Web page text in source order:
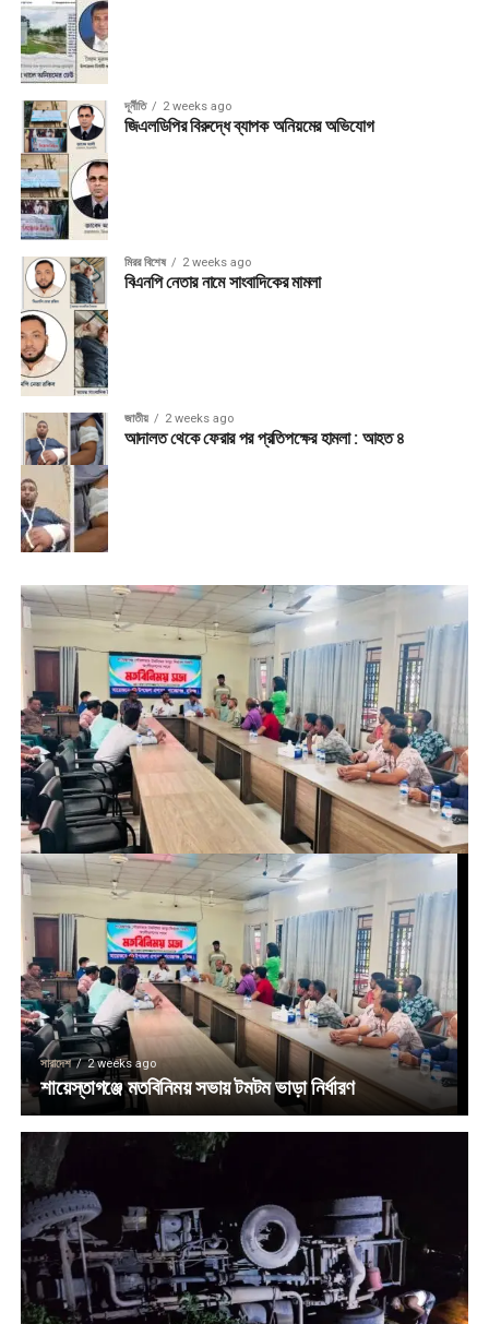
দূর্নীতি 2 weeks ago
জিএলডিপির বিরুদ্ধে ব্যাপক অনিয়মের অভিযোগ
মিরর বিশেষ 2 weeks ago
বিএনপি নেতার নামে সাংবাদিকের মামলা
জাতীয় 2 weeks ago
আদালত থেকে ফেরার পর প্রতিপক্ষের হামলা : আহত ৪
সারাদেশ 2 weeks ago
শায়েস্তাগঞ্জে মতবিনিময় সভায় টমটম ভাড়া নির্ধারণ